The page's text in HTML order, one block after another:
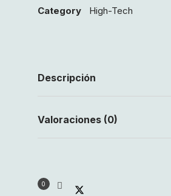
Category High-Tech
Descripción
Valoraciones (0)
0